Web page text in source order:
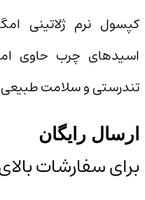
تندرستی و سلامت
ارسال رایگان
برای سفارشات